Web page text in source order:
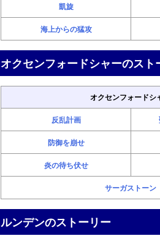
凱旋
海上からの猛攻
オクセンフォードシャーのスト
オクセンフォードシ
反乱計画
防御を崩せ
炎の待ち伏せ
サーガストーン
ルンデンのストーリー